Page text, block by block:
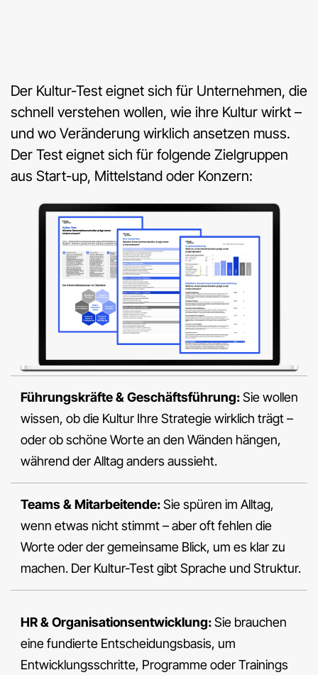
Der Kultur-Test eignet sich für Unternehmen, die
schnell verstehen wollen, wie ihre Kultur wirkt –
und wo Veränderung wirklich ansetzen muss.
Der Test eignet sich für folgende Zielgruppen
aus Start-up, Mittelstand oder Konzern:
Führungskräfte & Geschäftsführung:Sie wollen
wissen, ob die Kultur Ihre Strategie wirklich trägt –
oder ob schöne Worte an den Wänden hängen,
während der Alltag anders aussieht.
HR & Organisationsentwicklung:Sie brauchen
eine fundierte Entscheidungsbasis, um
Entwicklungsschritte, Programme oder Trainings
Teams & Mitarbeitende:Sie spüren im Alltag,
wenn etwas nicht stimmt – aber oft fehlen die
Worte oder der gemeinsame Blick, um es klar zu
machen. Der Kultur-Test gibt Sprache und Struktur.